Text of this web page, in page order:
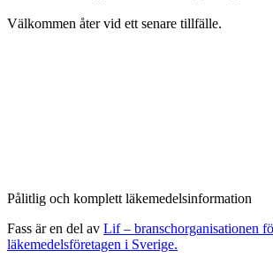
Välkommen åter vid ett senare tillfälle.
Pålitlig och komplett läkemedelsinformation
Fass är en del av Lif – branschorganisationen
läkemedelsföretagen i Sverige.